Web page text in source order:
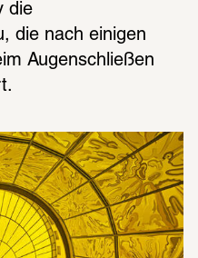
die
die nach einigen
Augenschließen